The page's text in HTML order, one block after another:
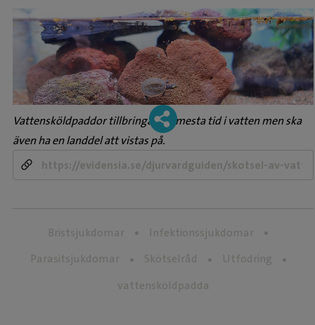
Vattensköldpaddor tillbringar sin mesta tid i vatten men ska
även ha en landdel att vistas på.
-
Bristsjukdomar
Infektionssjukdomar
Parasitsjukdomar
Skötselråd
Utfodring
vattensköldpadda